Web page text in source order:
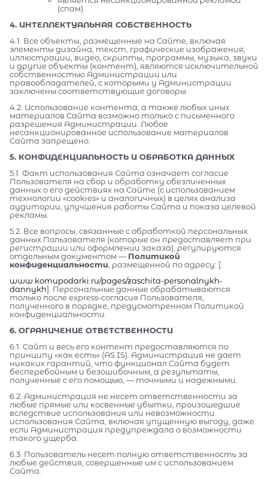
(спам).
4. ИНТЕЛЛЕКТУАЛЬНАЯ СОБСТВЕННОСТЬ
4.1. Все объекты, размещенные на Сайте, включая
элементы дизайна, текст, графические изображения,
иллюстрации, видео, скрипты, программы, музыка, звуки
и другие объекты (контент), являются исключительной
собственностью Администрации или
правообладателей, с которыми у Администрации
заключены соответствующие договоры.
4.2. Использование контента, а также любых иных
материалов Сайта возможно только с письменного
разрешения Администрации. Любое
несанкционированное использование материалов
Сайта запрещено.
5. КОНФИДЕНЦИАЛЬНОСТЬ И ОБРАБОТКА ДАННЫХ
5.1. Факт использования Сайта означает согласие
Пользователя на сбор и обработку обезличенных
данных о его действиях на Сайте (с использованием
технологии «cookies» и аналогичных) в целях анализа
аудитории, улучшения работы Сайта и показа целевой
рекламы.
5.2. Все вопросы, связанные с обработкой персональных
данных Пользователя (которые он предоставляет при
регистрации или оформлении заказа), регулируются
отдельным документом — Политикой
конфиденциальности , размещенной по адресу: [
www.komupodarki.ru/pages/zaschita-personalnykh-
dannykh]. Персональные данные обрабатываются
только после express-согласия Пользователя,
полученного в порядке, предусмотренном Политикой
конфиденциальности.
6. ОГРАНИЧЕНИЕ ОТВЕТСТВЕННОСТИ
6.1. Сайт и весь его контент предоставляются по
принципу «как есть» (AS IS). Администрация не дает
никаких гарантий, что функционал Сайта будет
бесперебойным и безошибочным, а результаты,
полученные с его помощью, — точными и надежными.
6.2. Администрация не несет ответственности за
любые прямые или косвенные убытки, произошедшие
вследствие использования или невозможности
использования Сайта, включая упущенную выгоду, даже
если Администрация предупреждала о возможности
такого ущерба.
6.3. Пользователь несет полную ответственность за
любые действия, совершенные им с использованием
Сайта.